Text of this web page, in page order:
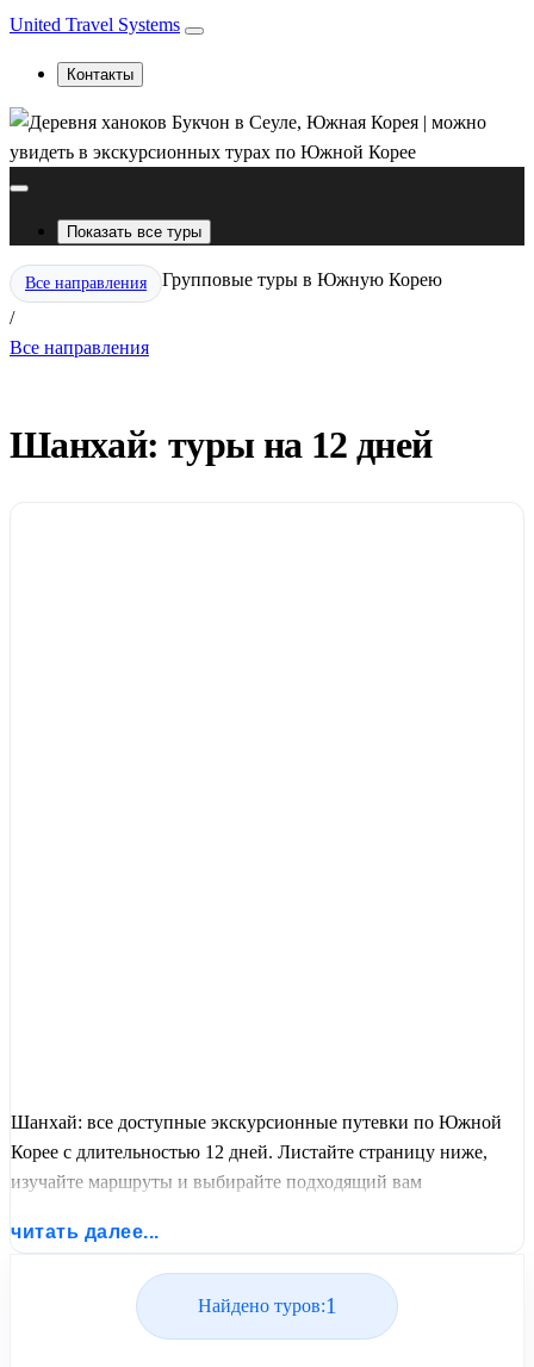
United Travel Systems
Контакты
Показать все туры
Все направления
/
Групповые туры в Южную Корею
Все направления
Шанхай: туры на 12 дней
Шанхай: все доступные экскурсионные путевки по Южной
Корее с длительностью 12 дней. Листайте страницу ниже,
изучайте маршруты и выбирайте подходящий вам
United Travel Systems.
читать далее...
Найдено туров:1